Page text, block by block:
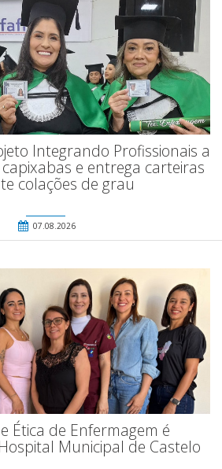
Integrando Profissionais a
e entrega carteiras
colações de grau
07.08.2026
Ética de Enfermagem é
Municipal de Castelo